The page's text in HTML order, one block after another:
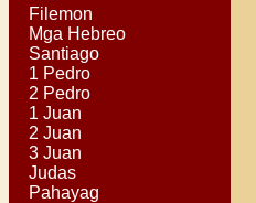
Filemon
Mga Hebreo
Santiago
1 Pedro
2 Pedro
1 Juan
2 Juan
3 Juan
Judas
Pahayag